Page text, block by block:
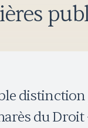
distinction
du Droit